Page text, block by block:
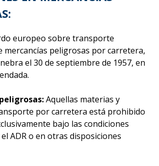
europeo sobre transporte
mercancías peligrosas por carretera,
el 30 de septiembre de 1957, en
Aquellas materias y
por carretera está prohibido
bajo las condiciones
ADR o en otras disposiciones